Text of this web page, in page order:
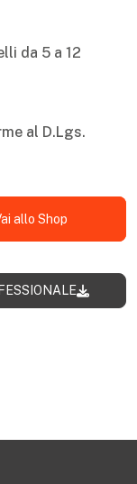
da 5 a 12
al D.Lgs.
allo Shop